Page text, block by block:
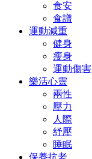
食安
食譜
運動減重
健身
瘦身
運動傷害
樂活心靈
兩性
壓力
人際
紓壓
睡眠
保養抗老